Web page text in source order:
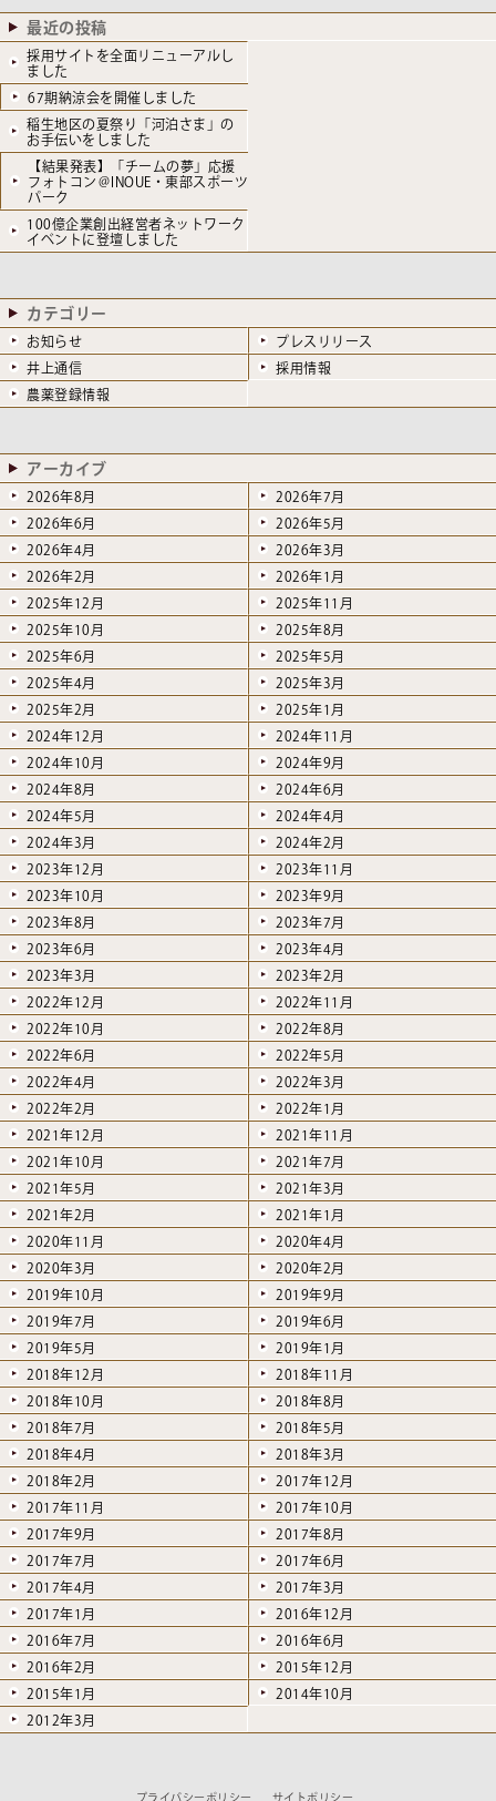
最近の投稿
採用サイトを全面リニューアルし
ました
67期納涼会を開催しました
稲生地区の夏祭り「河泊さま」の
お手伝いをしました
【結果発表】「チームの夢」応援
フォトコン＠INOUE・東部スポーツ
パーク
100億企業創出経営者ネットワーク
イベントに登壇しました
カテゴリー
お知らせ
プレスリリース
井上通信
採用情報
農薬登録情報
アーカイブ
2026年8月
2026年7月
2026年6月
2026年5月
2026年4月
2026年3月
2026年2月
2026年1月
2025年12月
2025年11月
2025年10月
2025年8月
2025年6月
2025年5月
2025年4月
2025年3月
2025年2月
2025年1月
2024年12月
2024年11月
2024年10月
2024年9月
2024年8月
2024年6月
2024年5月
2024年4月
2024年3月
2024年2月
2023年12月
2023年11月
2023年10月
2023年9月
2023年8月
2023年7月
2023年6月
2023年4月
2023年3月
2023年2月
2022年12月
2022年11月
2022年10月
2022年8月
2022年6月
2022年5月
2022年4月
2022年3月
2022年2月
2022年1月
2021年12月
2021年11月
2021年10月
2021年7月
2021年5月
2021年3月
2021年2月
2021年1月
2020年11月
2020年4月
2020年3月
2020年2月
2019年10月
2019年9月
2019年7月
2019年6月
2019年5月
2019年1月
2018年12月
2018年11月
2018年10月
2018年8月
2018年7月
2018年5月
2018年4月
2018年3月
2018年2月
2017年12月
2017年11月
2017年10月
2017年9月
2017年8月
2017年7月
2017年6月
2017年4月
2017年3月
2017年1月
2016年12月
2016年7月
2016年6月
2016年2月
2015年12月
2015年1月
2014年10月
2012年3月
プライバシーポリシー サイトポリシー